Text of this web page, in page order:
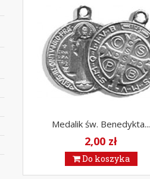
Medalik św. Benedykta...
2,00 zł
Do koszyka